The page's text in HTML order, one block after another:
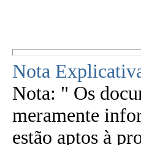
Nota
Nota: " Os
meramente
estão aptos à